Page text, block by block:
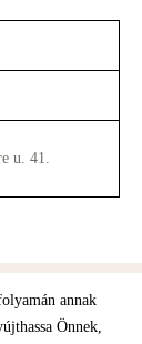
u. 41.
Impresszum
annak
Önnek,